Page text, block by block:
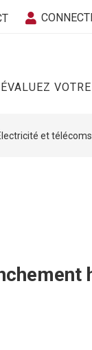
ÉVALUEZ
et télécoms